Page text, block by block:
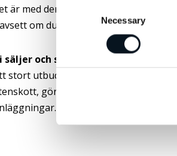
Consent
Necessary
är med den grundtanken vi jobbar
om du köper nytt eller
säljer och servar bilar från
stort utbud begagnade bilar. I vår
gör plåtarbeten och har
Självklart hittar du även